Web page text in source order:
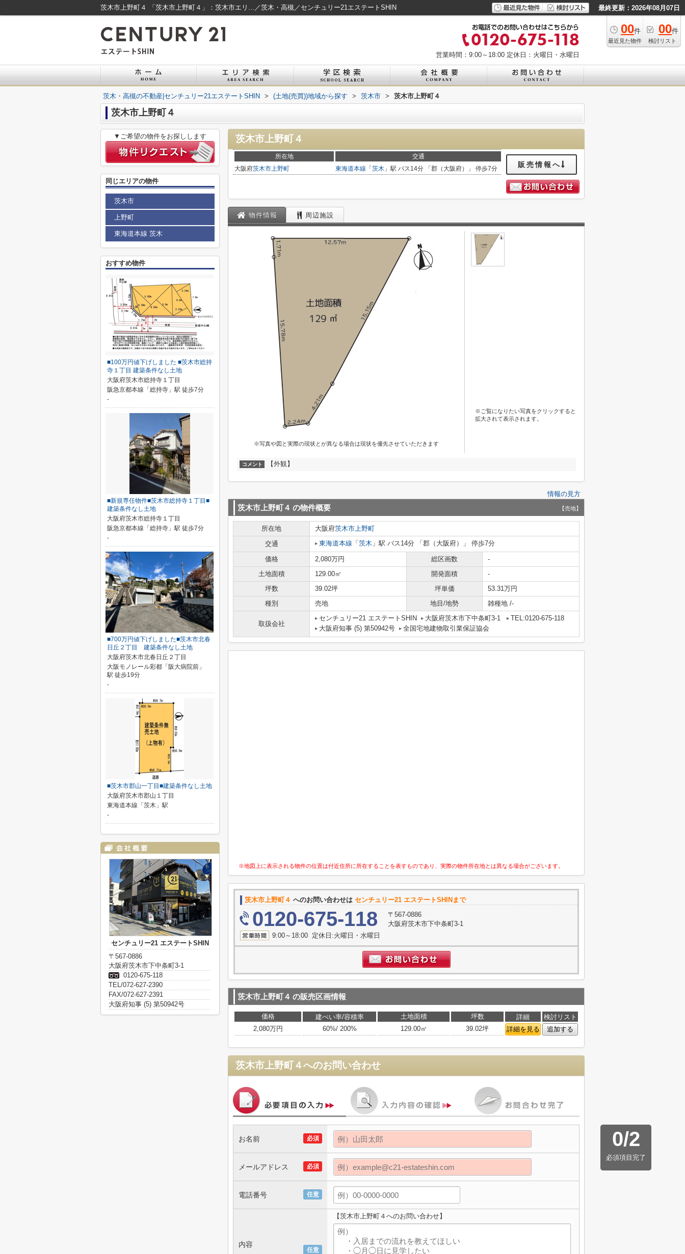
茨木市上野町４ 「茨木市上野町４」：茨木市エリ...／茨木・高槻／センチュリー21エステートSHIN 最終更新：2026年08月07日
00件
最近見た物件
00件
検討リスト
営業時間：9:00～18:00 定休日：火曜日・水曜日
茨木・高槻の不動産|センチュリー21エステートSHIN > (土地(売買))地域から探す > 茨木市 > 茨木市上野町４
茨木市上野町４
茨木市上野町４
所在地
交通
大阪府茨木市上野町 東海道本線 「 茨木 」駅 バス14分 「郡（大阪府）」 停歩7分 販売情報へ
物件情報 周辺施設
※写真や図と実際の現状とが異なる場合は現状を優先させていただきます
※ご覧になりたい写真をクリックすると
拡大されて表示されます。
コメント 【外観】
情報の見方
茨木市上野町４ の物件概要 【売地】
所在地 大阪府茨木市上野町
交通
東海道本線 「 茨木 」駅 バス14分 「郡（大阪府）」 停歩7分
価格 2,080万円 総区画数
-
土地面積
129.00㎡ 開発面積
-
坪数
39.02坪 坪単価
53.31万円
種別
売地 地目/地勢 雑種地 /-
取扱会社
センチュリー21 エステートSHIN 大阪府茨木市下中条町3-1
TEL:0120-675-118
大阪府知事 (5) 第50942号
全国宅地建物取引業保証協会
※地図上に表示される物件の位置は付近住所に所在することを表すものであり、実際の物件所在地とは異なる場合がございます。
茨木市上野町４ へのお問い合わせは センチュリー21 エステートSHINまで
0120-675-118
〒567-0886
大阪府茨木市下中条町3-1
9:00～18:00 定休日:火曜日・水曜日
茨木市上野町４ の販売区画情報
価格 建ぺい率/容積率 土地面積 坪数 詳細
検討リスト
2,080万円
60%/ 200% 129.00㎡ 39.02坪 詳細を見る 追加する
茨木市上野町４へのお問い合わせ
0/2
必須項目完了
必須
お名前
必須
メールアドレス
任意
電話番号
任意
内容
【茨木市上野町４へのお問い合わせ】
▼ご希望の物件をお探しします
同じエリアの物件
茨木市
上野町
東海道本線 茨木
おすすめ物件
■100万円値下げしました ■茨木市総持
寺１丁目 建築条件なし土地
大阪府茨木市総持寺１丁目
阪急京都本線「総持寺」駅 徒歩7分
-
■新規専任物件■茨木市総持寺１丁目■
建築条件なし土地
大阪府茨木市総持寺１丁目
阪急京都本線「総持寺」駅 徒歩7分
-
■700万円値下げしました■茨木市北春
日丘２丁目 建築条件なし土地
大阪府茨木市北春日丘２丁目
大阪モノレール彩都「阪大病院前」
駅 徒歩19分
-
■茨木市郡山一丁目■建築条件なし土地
大阪府茨木市郡山１丁目
東海道本線「茨木」駅
-
センチュリー21 エステートSHIN
〒567-0886
大阪府茨木市下中条町3-1
0120-675-118
TEL/072-627-2390
FAX/072-627-2391
大阪府知事 (5) 第50942号